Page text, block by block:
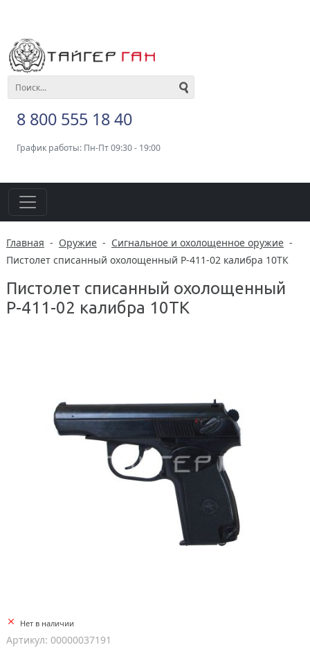
8 800 555 18 40
График работы: Пн-Пт 09:30 - 19:00
Главная - Оружие - Сигнальное и охолощенное оружие -
Пистолет списанный охолощенный Р-411-02 калибра 10ТК
Пистолет списанный охолощенный
Р-411-02 калибра 10ТК
Нет в наличии
Артикул: 00000037191